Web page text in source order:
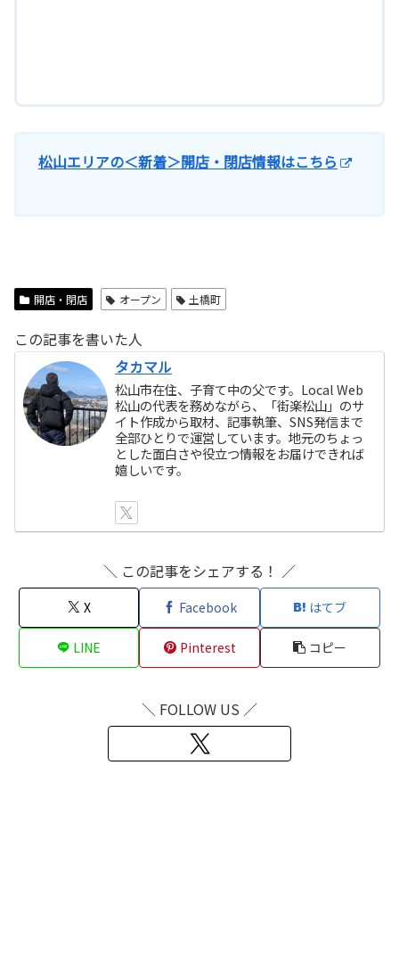
松山エリアの＜新着＞開店・閉店情報はこちら
開店・閉店 オープン 土橋町
この記事を書いた人
タカマル
松山市在住、子育て中の父です。Local Web
松山の代表を務めながら、「街楽松山」のサ
イト作成から取材、記事執筆、SNS発信まで
全部ひとりで運営しています。地元のちょっ
とした面白さや役立つ情報をお届けできれば
嬉しいです。
＼ この記事をシェアする！ ／
X Facebook はてブ
LINE Pinterest コピー
＼ FOLLOW US ／